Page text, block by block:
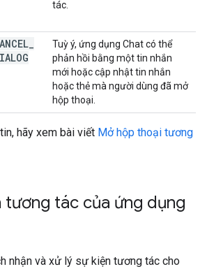
tác.
Tuỳ ý, ứng dụng Chat có thể
phản hồi bằng một tin nhắn
mới hoặc cập nhật tin nhắn
hoặc thẻ mà người dùng đã mở
hộp thoại.
hãy xem bài viết Mở hộp thoại tương
tương tác của ứng dụng
nhận và xử lý sự kiện tương tác cho